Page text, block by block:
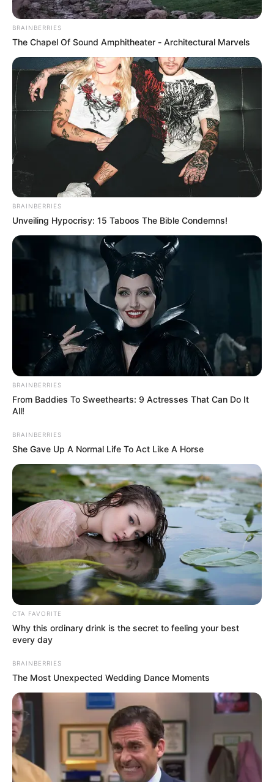
NOTICIAS MEDELLÍN
Lo mataron de varias puñaladas en la
cama de su casa en Medellín
FEMINICIDIO
Capturan a hombre por
feminicidio de su pareja:
crimen ocurrió en plena
NOTICIAS MEDELLÍN
Un simple choque con una
moto generó una balacera
que dejó cuatro heridos en
Medellín
INUNDACIONES
Campaña de donación
BARRIO SANTA CRUZ
Padre de familia negó que
sus hijos se hayan
envenenado en el barrio
Querían inundar con licor
chiviado las Flores en
Medellín
BRAINBERRIES
The Chapel Of Sound Amphitheater - Architectural Marvels
BRAINBERRIES
Unveiling Hypocrisy: 15 Taboos The Bible Condemns!
BRAINBERRIES
From Baddies To Sweethearts: 9 Actresses That Can Do It
All!
BRAINBERRIES
She Gave Up A Normal Life To Act Like A Horse
CTA FAVORITE
Why this ordinary drink is the secret to feeling your best
every day
BRAINBERRIES
The Most Unexpected Wedding Dance Moments